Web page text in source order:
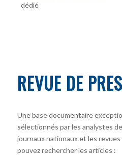
dédié
REVUE DE
Une base documentaire
sélectionnés par les analystes de
journaux nationaux et les
pouvez rechercher les articles :